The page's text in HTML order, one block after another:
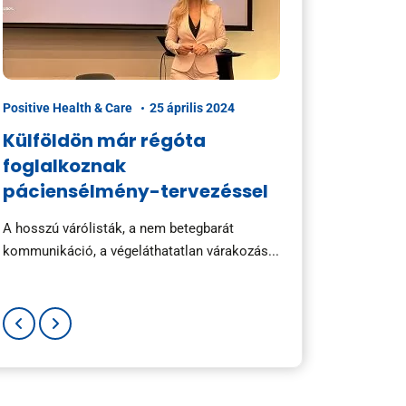
Positive Health & Care 25 április 2024
Külföldön már régóta
foglalkoznak
páciensélmény-tervezéssel
A hosszú várólisták, a nem betegbarát
kommunikáció, a végeláthatatlan várakozás...